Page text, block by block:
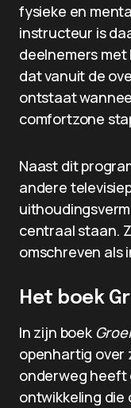
fysieke en
instructeur is
deelnemers
dat vanuit de
ontstaat
comfortzone
Naast dit
andere
centraal staan.
omschreven als
Het boek
In zijn boek
openhartig over
onderweg heeft
ontwikkeling